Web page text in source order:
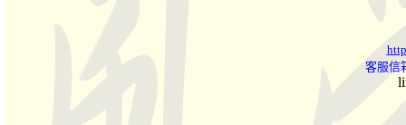
客服信